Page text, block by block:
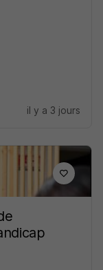
il y a 3 jours